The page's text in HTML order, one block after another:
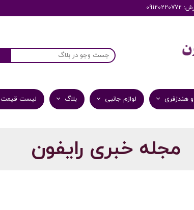
هندزفری لوازم جانبی بلاگ لیست
مجله خبری رایفون